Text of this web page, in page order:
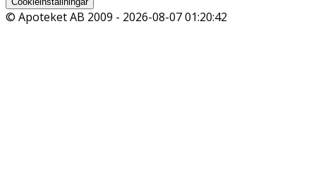
© Apoteket AB 2009 - 2026-08-07 01:20:42